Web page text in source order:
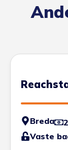
Breda
Vaste